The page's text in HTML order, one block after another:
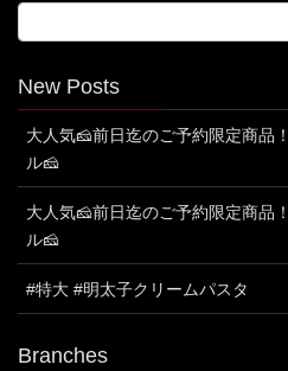
New Posts
大人気🧀前日迄のご予約限定商品
ル🧀
大人気🧀前日迄のご予約限定商品
ル🧀
#特大 #明太子クリームパスタ
Branches